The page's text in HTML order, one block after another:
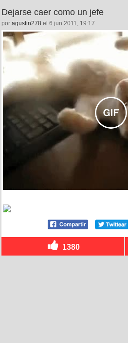
Dejarse caer como un jefe
por agustin278 el 6 jun 2011, 19:17
1380